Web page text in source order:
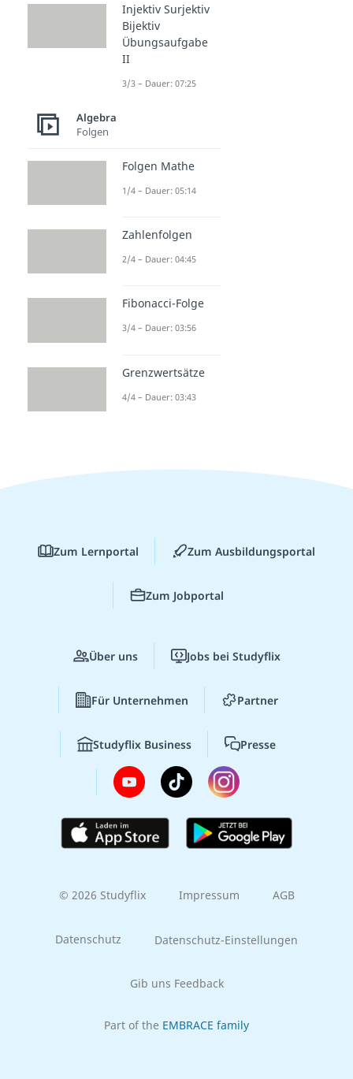
Injektiv Surjektiv
Bijektiv
Übungsaufgabe
II
3/3 – Dauer: 07:25
Algebra
Folgen
Folgen Mathe
1/4 – Dauer: 05:14
Zahlenfolgen
2/4 – Dauer: 04:45
Fibonacci-Folge
3/4 – Dauer: 03:56
Grenzwertsätze
4/4 – Dauer: 03:43
Zum Lernportal Zum Ausbildungsportal
Zum Jobportal
Über uns Jobs bei Studyflix
Für Unternehmen Partner
Studyflix Business Presse
© 2026 Studyflix Impressum AGB
Datenschutz Datenschutz-Einstellungen
Gib uns Feedback
Part of the EMBRACE family